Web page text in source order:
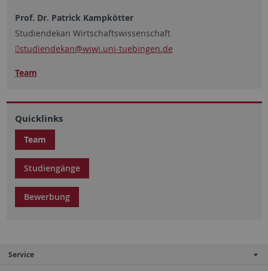
Prof. Dr. Patrick Kampkötter
Studiendekan Wirtschaftswissenschaft
studiendekan@wiwi.uni-tuebingen.de
Team
Quicklinks
Team
Studiengänge
Bewerbung
Service